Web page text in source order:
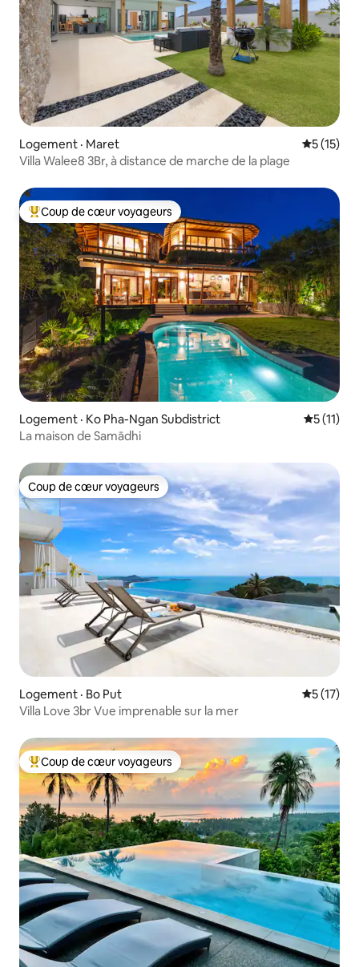
Logement · Maret Note
5 (15)
Villa Walee8 3Br, à distance de marche de la plage
Coup de cœur voyageurs parmi les plus aimés
Coup de cœur voyageurs
Logement · Ko Pha-Ngan Subdistrict Note
5 (11)
La maison de Samādhi
Coup de cœur voyageurs
Coup de cœur voyageurs
Logement · Bo Put Note
5 (17)
Villa Love 3br Vue imprenable sur la mer
Coup de cœur voyageurs parmi les plus aimés
Coup de cœur voyageurs